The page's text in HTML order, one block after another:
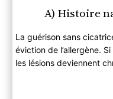
A) Histoire
La guérison sans
éviction de l’allergène.
les lésions deviennent